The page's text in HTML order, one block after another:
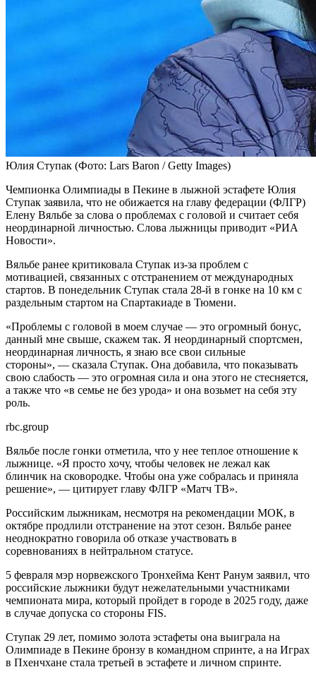
Юлия Ступак (Фото: Lars Baron / Getty Images)
Чемпионка Олимпиады в Пекине в лыжной эстафете Юлия
Ступак заявила, что не обижается на главу федерации (ФЛГР)
Елену Вяльбе за слова о проблемах с головой и считает себя
неординарной личностью. Слова лыжницы приводит «РИА
Новости».
Вяльбе ранее критиковала Ступак из-за проблем с
мотивацией, связанных с отстранением от международных
стартов. В понедельник Ступак стала 28-й в гонке на 10 км с
раздельным стартом на Спартакиаде в Тюмени.
«Проблемы с головой в моем случае — это огромный бонус,
данный мне свыше, скажем так. Я неординарный спортсмен,
неординарная личность, я знаю все свои сильные
стороны», — сказала Ступак. Она добавила, что показывать
свою слабость — это огромная сила и она этого не стесняется,
а также что «в семье не без урода» и она возьмет на себя эту
роль.
rbc.group
Вяльбе после гонки отметила, что у нее теплое отношение к
лыжнице. «Я просто хочу, чтобы человек не лежал как
блинчик на сковородке. Чтобы она уже собралась и приняла
решение», — цитирует главу ФЛГР «Матч ТВ».
Российским лыжникам, несмотря на рекомендации МОК, в
октябре продлили отстранение на этот сезон. Вяльбе ранее
неоднократно говорила об отказе участвовать в
соревнованиях в нейтральном статусе.
5 февраля мэр норвежского Тронхейма Кент Ранум заявил, что
российские лыжники будут нежелательными участниками
чемпионата мира, который пройдет в городе в 2025 году, даже
в случае допуска со стороны FIS.
Ступак 29 лет, помимо золота эстафеты она выиграла на
Олимпиаде в Пекине бронзу в командном спринте, а на Играх
в Пхенчхане стала третьей в эстафете и личном спринте.